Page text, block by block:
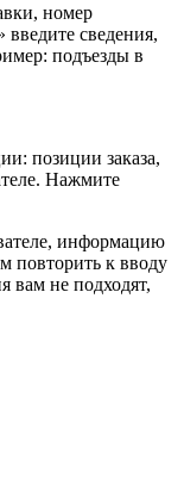
номер
сведения,
подъезды в
позиции заказа,
Нажмите
информацию
повторить к вводу
вам не подходят,